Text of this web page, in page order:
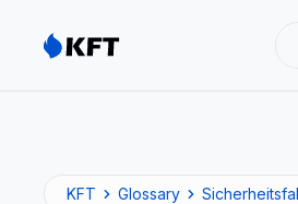
KFT Glossary